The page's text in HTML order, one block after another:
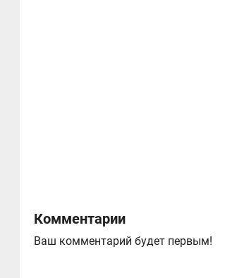
Комментарии
Ваш комментарий будет первым!